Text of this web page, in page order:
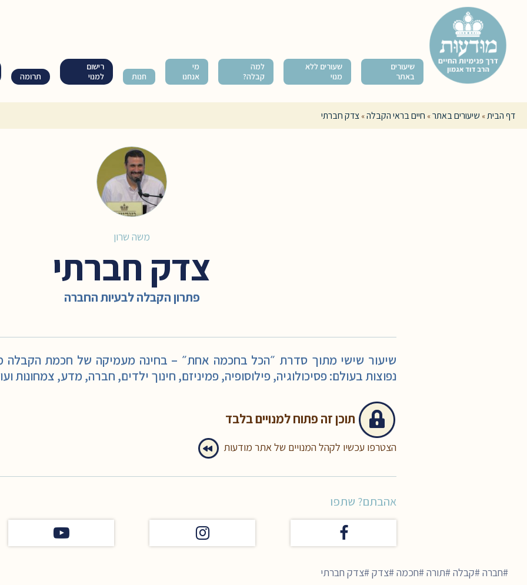
שיעורים
באתר
שעורים ללא
מנוי
למה
קבלה?
מי
אנחנו
חנות
רישום
למנוי
תרומה
דף הבית» שיעורים באתר» חיים בראי הקבלה» צדק חברתי
משה שרון
צדק חברתי
פתרון הקבלה לבעיות החברה
שיעור שישי מתוך סדרת ״הכל בחכמה אחת״ – בחינה מעמיקה של חכמת הקבלה
נפוצות בעולם: פסיכולוגיה, פילוסופיה, פמיניזם, חינוך ילדים, חברה, מדע, צמחונות
תוכן זה פתוח למנויים בלבד
הצטרפו עכשיו לקהל המנויים של אתר מודעות
אהבתם? שתפו
חברה קבלה תורה חכמה צדק צדק חברתי